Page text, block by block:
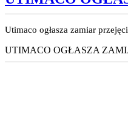
Utimaco ogłasza zamiar
UTIMACO OGŁASZA